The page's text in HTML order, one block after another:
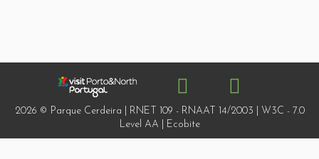
2026 © Parque Cerdeira | RNET 109 - RNAAT 14/2003 | W3C - 7.0
Level AA | Ecobite